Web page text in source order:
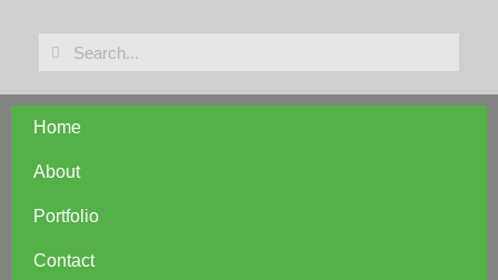
Home
About
Portfolio
Contact